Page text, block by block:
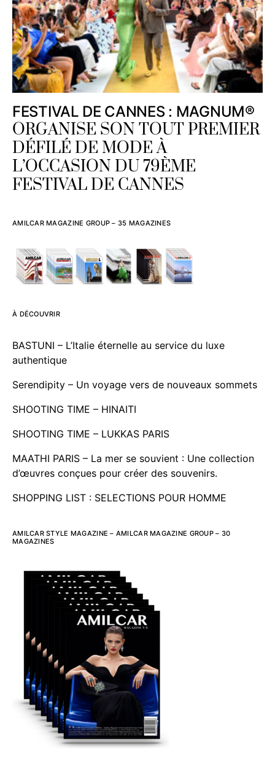
FESTIVAL DE CANNES : MAGNUM®
ORGANISE SON TOUT PREMIER
DÉFILÉ DE MODE À
L’OCCASION DU 79ÈME
FESTIVAL DE CANNES
AMILCAR MAGAZINE GROUP – 35 MAGAZINES
À DÉCOUVRIR
BASTUNI – L’Italie éternelle au service du luxe
authentique
Serendipity – Un voyage vers de nouveaux sommets
SHOOTING TIME – HINAITI
SHOOTING TIME – LUKKAS PARIS
MAATHI PARIS – La mer se souvient : Une collection
d’œuvres conçues pour créer des souvenirs.
SHOPPING LIST : SELECTIONS POUR HOMME
AMILCAR STYLE MAGAZINE – AMILCAR MAGAZINE GROUP – 30
MAGAZINES